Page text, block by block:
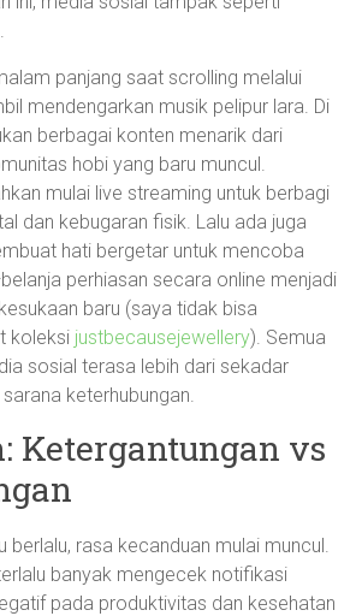
panjang saat scrolling melalui
mendengarkan musik pelipur lara. Di
berbagai konten menarik dari
hobi yang baru muncul.
mulai live streaming untuk berbagi
dan kebugaran fisik. Lalu ada juga
hati bergetar untuk mencoba
perhiasan secara online menjadi
baru (saya tidak bisa
koleksi justbecausejewellery). Semua
sosial terasa lebih dari sekadar
keterhubungan.
Ketergantungan vs
berlalu, rasa kecanduan mulai muncul.
banyak mengecek notifikasi
pada produktivitas dan kesehatan